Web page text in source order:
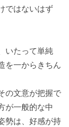
ではないはず
いたって単純
を一からきちん
の文意が把握で
が一般的な中
勢は、好感が持